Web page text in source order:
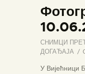
КОНТАКТ
СНИМЦИ
ДОГАЂАЈА
У Вијећници